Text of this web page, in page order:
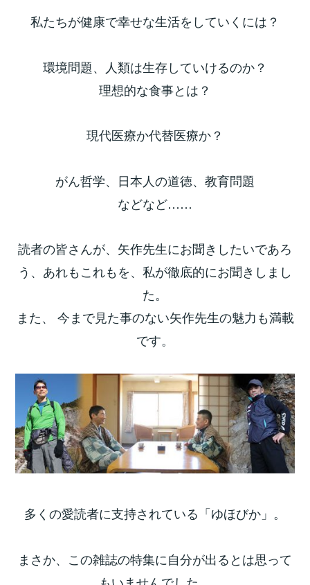
私たちが健康で幸せな生活をしていくには？
環境問題、人類は生存していけるのか？
理想的な食事とは？
現代医療か代替医療か？
がん哲学、日本人の道徳、教育問題
などなど……
読者の皆さんが、矢作先生にお聞きしたいであろ
う、あれもこれもを、私が徹底的にお聞きしまし
た。
また、 今まで見た事のない矢作先生の魅力も満載
です。
多くの愛読者に支持されている「ゆほびか」。
まさか、この雑誌の特集に自分が出るとは思って
もいませんでした。